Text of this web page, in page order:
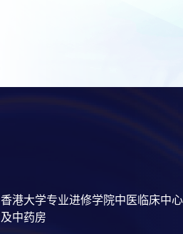
香港大学专业进修学院中医临床中心
及中药房